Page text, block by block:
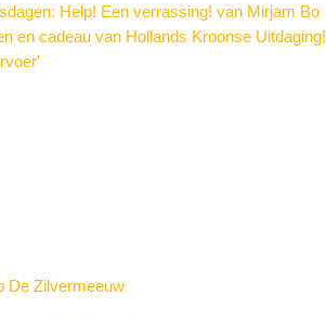
Help! Een verrassing! van Mirjam Bo
en cadeau van Hollands Kroonse Uitdaging!
De Zilvermeeuw